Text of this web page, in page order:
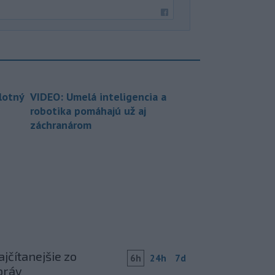
VIDEO: Umelá inteligencia a
robotika pomáhajú už aj
záchranárom
zo
6h 24h 7d